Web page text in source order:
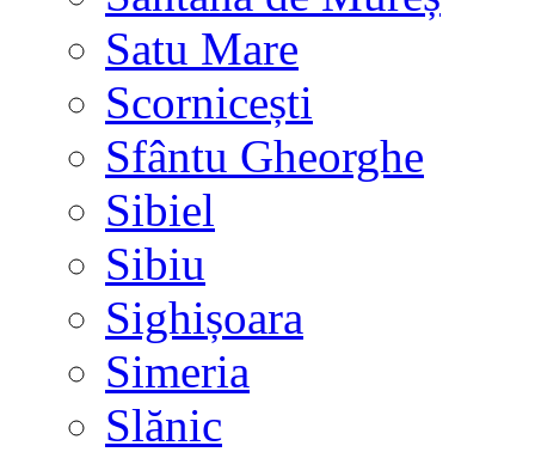
Satu Mare
Scornicești
Sfântu Gheorghe
Sibiel
Sibiu
Sighișoara
Simeria
Slănic